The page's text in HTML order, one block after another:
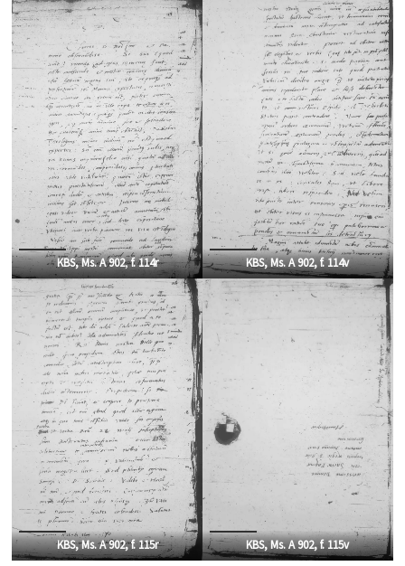
KBS, Ms. A 902,f. 114r KBS, Ms. A 902, f. 114v
KBS, Ms. A 902, f. 115r KBS, Ms. A 902, f. 115v